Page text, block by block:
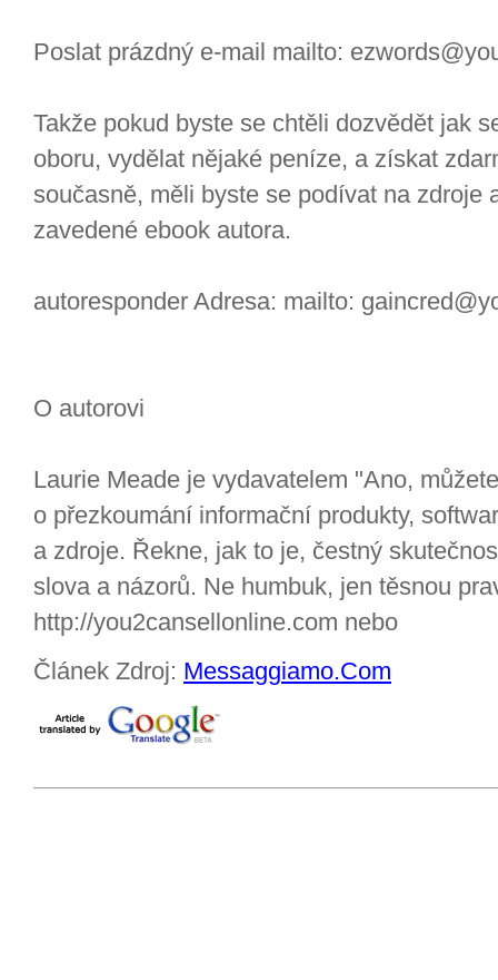
Poslat prázdný e-mail mailto:
Takže pokud byste se chtěli dozvědět jak
oboru, vydělat nějaké peníze, a získat
současně, měli byste se podívat na zdroje
zavedené ebook autora.
autoresponder Adresa: mailto:
O autorovi
Laurie Meade je vydavatelem "Ano,
o přezkoumání informační produkty,
a zdroje. Řekne, jak to je, čestný
slova a názorů. Ne humbuk, jen těsnou
http://you2cansellonline.com nebo
Článek Zdroj: Messaggiamo.Com